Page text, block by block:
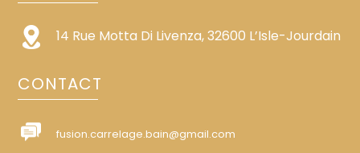
14 Rue Motta Di Livenza, 32600 L’Isle-Jourdain
CONTACT
fusion.carrelage.bain@gmail.com